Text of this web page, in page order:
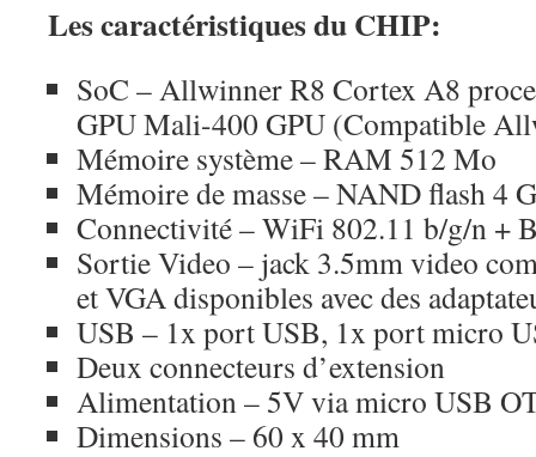
Les caractéristiques du CHIP:
SoC – Allwinner R8 Cortex A8
GPU Mali-400 GPU (Compatible
Mémoire système – RAM 512 Mo
Mémoire de masse – NAND flash 4
Connectivité – WiFi 802.11 b/g/n +
Sortie Video – jack 3.5mm video
et VGA disponibles avec des
USB – 1x port USB, 1x port micro
Deux connecteurs d’extension
Alimentation – 5V via micro USB
Dimensions – 60 x 40 mm